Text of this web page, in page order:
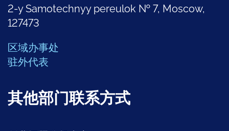
2-y Samotechnyy pereulok № 7, Moscow,
127473
区域办事处
驻外代表
其他部门联系方式